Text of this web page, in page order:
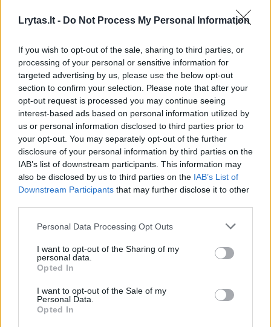
Lrytas.lt - Do Not Process My Personal Information
If you wish to opt-out of the sale, sharing to third parties, or
processing of your personal or sensitive information for
targeted advertising by us, please use the below opt-out
section to confirm your selection. Please note that after your
opt-out request is processed you may continue seeing
interest-based ads based on personal information utilized by
us or personal information disclosed to third parties prior to
your opt-out. You may separately opt-out of the further
disclosure of your personal information by third parties on the
IAB’s list of downstream participants. This information may
also be disclosed by us to third parties on the IAB’s List of
Downstream Participants that may further disclose it to other
Personal Data Processing Opt Outs
I want to opt-out of the Sharing of my
personal data.
Opted In
I want to opt-out of the Sale of my
Personal Data.
Opted In
Galingai pradėjusi J. Mikulskytė liko be